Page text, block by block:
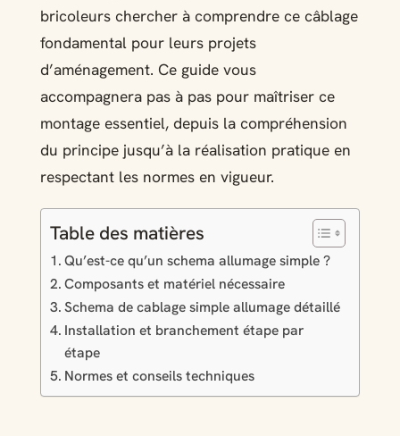
bricoleurs chercher à comprendre ce câblage
fondamental pour leurs projets
d’aménagement. Ce guide vous
accompagnera pas à pas pour maîtriser ce
montage essentiel, depuis la compréhension
du principe jusqu’à la réalisation pratique en
respectant les normes en vigueur.
Table des matières
Qu’est-ce qu’un schema allumage simple ?
Composants et matériel nécessaire
Schema de cablage simple allumage détaillé
Installation et branchement étape par
étape
Normes et conseils techniques